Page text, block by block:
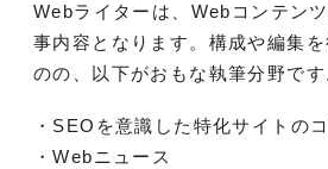
Webライターは、Webコンテン
事内容となります。構成や編集
のの、以下がおもな執筆分野です
・SEOを意識した特化サイトの
・Webニュース